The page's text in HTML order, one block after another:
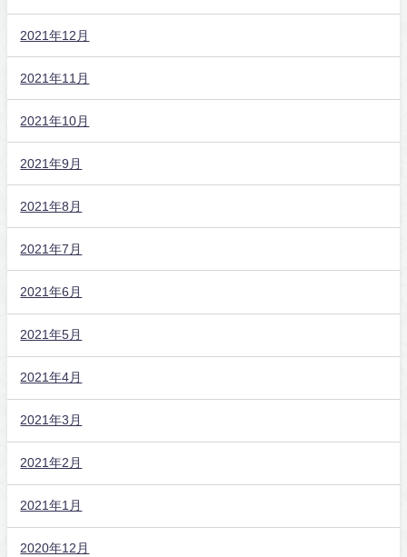
2021年12月
2021年11月
2021年10月
2021年9月
2021年8月
2021年7月
2021年6月
2021年5月
2021年4月
2021年3月
2021年2月
2021年1月
2020年12月